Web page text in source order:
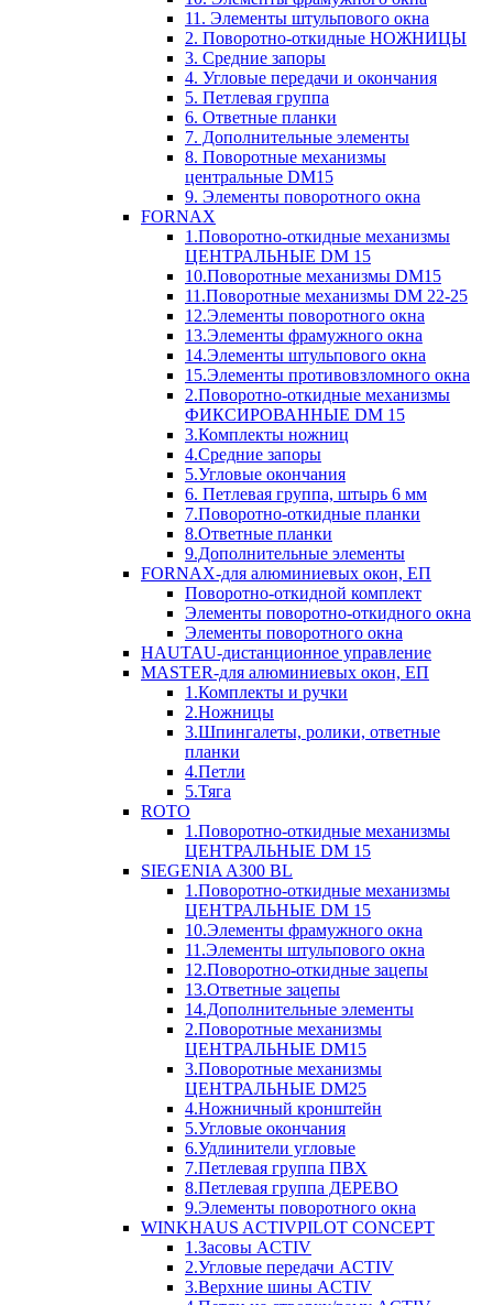
11. Элементы штульпового окна
2. Поворотно-откидные НОЖНИЦЫ
3. Средние запоры
4. Угловые передачи и окончания
5. Петлевая группа
6. Ответные планки
7. Дополнительные элементы
8. Поворотные механизмы
центральные DM15
9. Элементы поворотного окна
FORNAX
1.Поворотно-откидные механизмы
ЦЕНТРАЛЬНЫЕ DM 15
10.Поворотные механизмы DM15
11.Поворотные механизмы DM 22-25
12.Элементы поворотного окна
13.Элементы фрамужного окна
14.Элементы штульпового окна
15.Элементы противовзломного окна
2.Поворотно-откидные механизмы
ФИКСИРОВАННЫЕ DM 15
3.Комплекты ножниц
4.Средние запоры
5.Угловые окончания
6. Петлевая группа, штырь 6 мм
7.Поворотно-откидные планки
8.Ответные планки
9.Дополнительные элементы
FORNAX-для алюминиевых окон, ЕП
Поворотно-откидной комплект
Элементы поворотно-откидного окна
Элементы поворотного окна
HAUTAU-дистанционное управление
MASTER-для алюминиевых окон, ЕП
1.Комплекты и ручки
2.Ножницы
3.Шпингалеты, ролики, ответные
планки
4.Петли
5.Тяга
ROTO
1.Поворотно-откидные механизмы
ЦЕНТРАЛЬНЫЕ DM 15
SIEGENIA A300 BL
1.Поворотно-откидные механизмы
ЦЕНТРАЛЬНЫЕ DM 15
10.Элементы фрамужного окна
11.Элементы штульпового окна
12.Поворотно-откидные зацепы
13.Ответные зацепы
14.Дополнительные элементы
2.Поворотные механизмы
ЦЕНТРАЛЬНЫЕ DM15
3.Поворотные механизмы
ЦЕНТРАЛЬНЫЕ DM25
4.Ножничный кронштейн
5.Угловые окончания
6.Удлинители угловые
7.Петлевая группа ПВХ
8.Петлевая группа ДЕРЕВО
9.Элементы поворотного окна
WINKHAUS ACTIVPILOT CONCEPT
1.Засовы ACTIV
2.Угловые передачи ACTIV
3.Верхние шины ACTIV